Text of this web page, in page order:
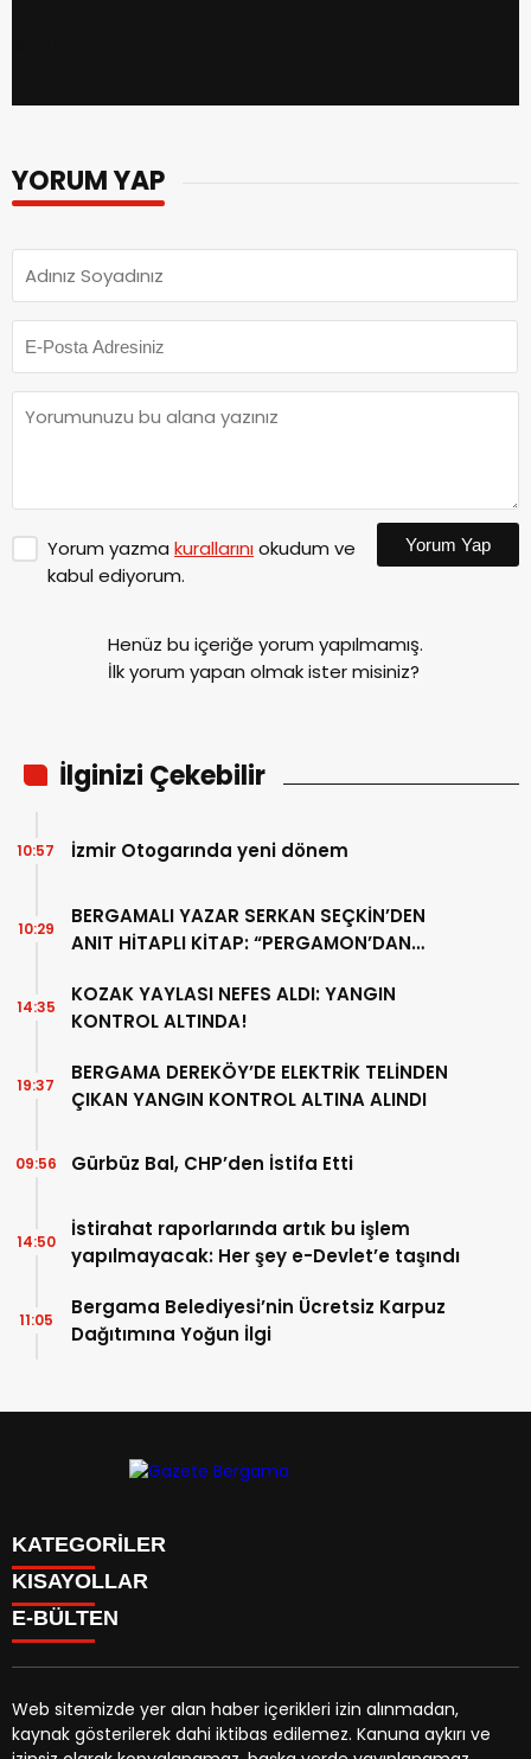
YORUM YAP
Yorum yazma kurallarınıokudum ve
kabul ediyorum.
Yorum Yap
Henüz bu içeriğe yorum yapılmamış.
İlk yorum yapan olmak ister misiniz?
İlginizi Çekebilir
İzmir Otogarında yeni dönem
10:57
BERGAMALI YAZAR SERKAN SEÇKİN’DEN
ANIT HİTAPLI KİTAP: “PERGAMON’DAN
10:29
KOZAK YAYLASI NEFES ALDI: YANGIN
KONTROL ALTINDA!
14:35
BERGAMA DEREKÖY’DE ELEKTRİK TELİNDEN
ÇIKAN YANGIN KONTROL ALTINA ALINDI
19:37
Gürbüz Bal, CHP’den İstifa Etti
09:56
İstirahat raporlarında artık bu işlem
yapılmayacak: Her şey e-Devlet’e taşındı
14:50
Bergama Belediyesi’nin Ücretsiz Karpuz
Dağıtımına Yoğun İlgi
11:05
KATEGORİLER
CANLI YAYIN
BURÇLAR
CANLI SONUÇLAR
HAVA DURUMU
CANLI TV
KISAYOLLAR
Menü seçimi yapın. WP-ADMIN → Görünüm → Menüler
sayfasından menü eşleştirmesi yapınız.
E-BÜLTEN
gazetebergama.com.tre-bültenine abone olarak,
Web sitemizde yer alan haber içerikleri izin alınmadan,
kaynak gösterilerek dahi iktibas edilemez. Kanuna aykırı ve